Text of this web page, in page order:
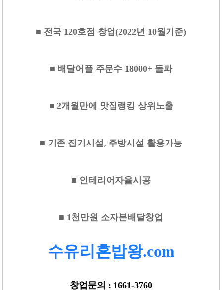
■ 전국 120호점 창업(2022년 10월기준)
■ 배달어플 주문수 18000+ 돌파
■ 2개월만에 맛집랭킹 상위노출
■ 기존 집기시설, 주방시설 활용가능
■ 인테리어자율시공
■ 1천만원 소자본배달창업
수유리혼밥왕.com
창업문의 : 1661-3760